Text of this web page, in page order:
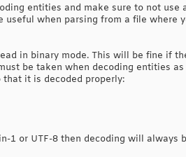
entities and make sure to not use
useful when parsing from a file where
in binary mode. This will be fine if
be taken when decoding entities
it is decoded properly:
1 or UTF-8 then decoding will always